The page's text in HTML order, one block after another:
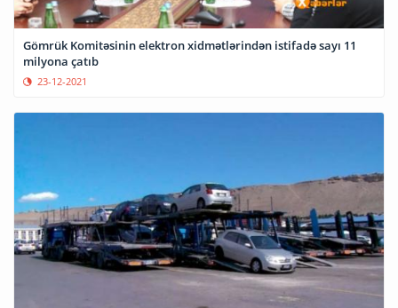
Gömrük Komitəsinin elektron xidmətlərindən istifadə sayı 11
milyona çatıb
23-12-2021